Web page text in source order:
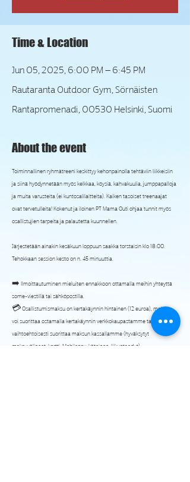
Time & Location
Jun 05, 2025, 6:00 PM – 6:45 PM
Rautaranta Outdoor Gym, Sörnäisten
Rantapromenadi, 00530 Helsinki, Suomi
About the event
Toiminnallinen ryhmätreeni keskittyy kehonpainolla tehtäviin liikkeisiin
ja siinä hyödynnetään myös kelkkaa, köysiä, kahvakuulia, jumppapalloja
ja muita varusteita (ei kuntosalilaitteita). Kaiken tasoiset treenaajat
ovat tervetulleita! Kokenut ja iloinen PT Mama Outi ohjaa tunnit myös
osallistujien tarpeita ja palautetta kuunnellen.
Järjestetään ainakin kesäkuun loppuun saakka torstaisin klo 18:00.
Tehokkaan session kesto on n. 45 minuuttia.
➡️ Ilmoittautuminen mieluiten ennakkoon ottamalla meihin yhteyttä
some-viestillä tai sähköpostilla.
💳 Osallistumismaksu on kertakäynnin hintainen (12 euroa), maksun
voi suorittaa ostamalla kertakäynnin verkkokaupastamme tai
vaihtoehtoisesti suorittaa maksun kassallamme (hyväksytyt
maksuvälineet: kortti, Mobilepay, käteinen, liikuntaedut).